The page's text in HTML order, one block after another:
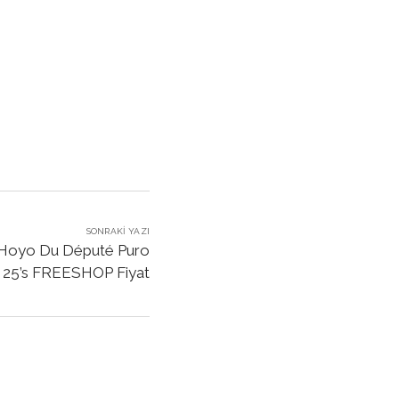
SONRAKI YAZI
Du Député Puro
25’s FREESHOP Fiyat